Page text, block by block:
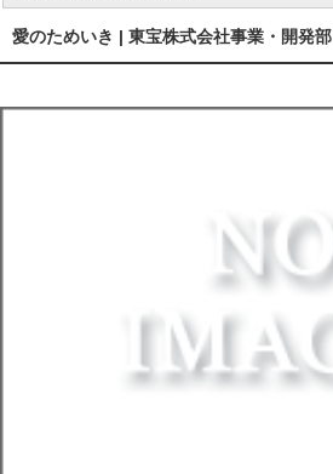
愛のためいき | 東宝株式会社事業・開発部